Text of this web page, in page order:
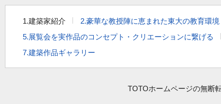
1.建築家紹介
2.豪華な教授陣に恵まれた東大の教育環境
5.展覧会を実作品のコンセプト・クリエーションに繋げる
7.建築作品ギャラリー
TOTOホームページの無断